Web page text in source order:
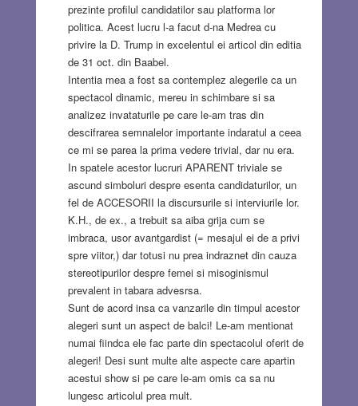
prezinte profilul candidatilor sau platforma lor
politica. Acest lucru l-a facut d-na Medrea cu
privire la D. Trump in excelentul ei articol din editia
de 31 oct. din Baabel.
Intentia mea a fost sa contemplez alegerile ca un
spectacol dinamic, mereu in schimbare si sa
analizez invataturile pe care le-am tras din
descifrarea semnalelor importante indaratul a ceea
ce mi se parea la prima vedere trivial, dar nu era.
In spatele acestor lucruri APARENT triviale se
ascund simboluri despre esenta candidaturilor, un
fel de ACCESORII la discursurile si interviurile lor.
K.H., de ex., a trebuit sa aiba grija cum se
imbraca, usor avantgardist (= mesajul ei de a privi
spre viitor,) dar totusi nu prea indraznet din cauza
stereotipurilor despre femei si misoginismul
prevalent in tabara advesrsa.
Sunt de acord insa ca vanzarile din timpul acestor
alegeri sunt un aspect de balci! Le-am mentionat
numai fiindca ele fac parte din spectacolul oferit de
alegeri! Desi sunt multe alte aspecte care apartin
acestui show si pe care le-am omis ca sa nu
lungesc articolul prea mult.